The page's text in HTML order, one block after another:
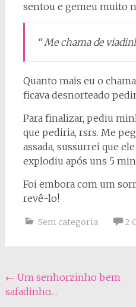
sentou e gemeu muito
“ Me chama de
Quanto mais eu o
ficava desnorteado
Para finalizar, pediu
que pediria, rsrs. Me
assada, sussurrei que
explodiu após uns 5
Foi embora com um
revê-lo!
Sem categoria 2
Navegação
do
← Um senhorzinho bem
safadinho…